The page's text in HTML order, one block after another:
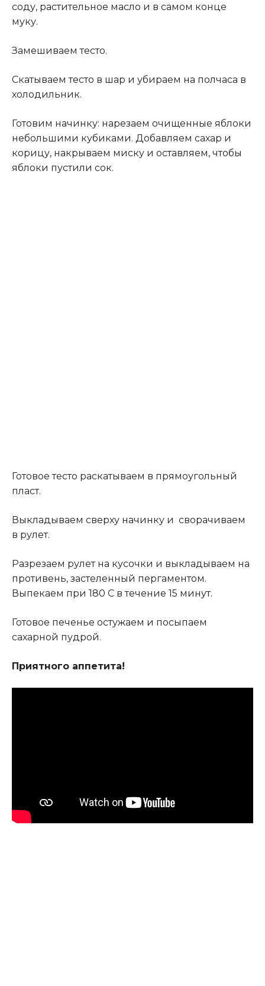
соду, растительное масло и в самом конце
муку.
Замешиваем тесто.
Скатываем тесто в шар и убираем на полчаса в
холодильник.
Готовим начинку: нарезаем очищенные яблоки
небольшими кубиками. Добавляем сахар и
корицу, накрываем миску и оставляем, чтобы
яблоки пустили сок.
Готовое тесто раскатываем в прямоугольный
пласт.
Выкладываем сверху начинку и сворачиваем
в рулет.
Разрезаем рулет на кусочки и выкладываем на
противень, застеленный пергаментом.
Выпекаем при 180 С в течение 15 минут.
Готовое печенье остужаем и посыпаем
сахарной пудрой.
Приятного аппетита!